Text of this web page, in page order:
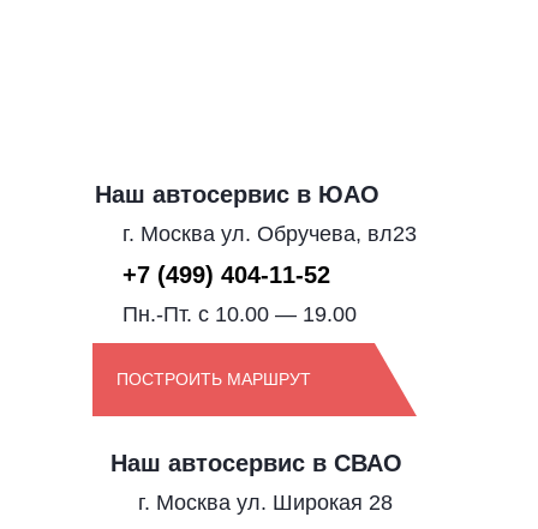
Наш автосервис в ЮАО
г. Москва ул. Обручева, вл23
+7 (499) 404-11-52
Пн.-Пт. с 10.00 — 19.00
ПОСТРОИТЬ МАРШРУТ
Наш автосервис в СВАО
г. Москва ул. Широкая 28